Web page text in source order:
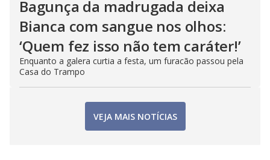
Bagunça da madrugada deixa
Bianca com sangue nos olhos:
‘Quem fez isso não tem caráter!’
Enquanto a galera curtia a festa, um furacão passou pela
Casa do Trampo
VEJA MAIS NOTÍCIAS